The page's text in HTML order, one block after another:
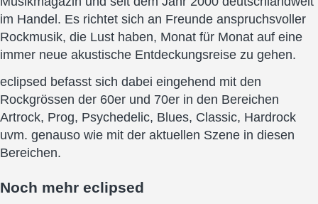
im Handel. Es richtet sich an Freunde anspruchsvoller
Rockmusik, die Lust haben, Monat für Monat auf eine
immer neue akustische Entdeckungsreise zu gehen.
eclipsed befasst sich dabei eingehend mit den
Rockgrössen der 60er und 70er in den Bereichen
Artrock, Prog, Psychedelic, Blues, Classic, Hardrock
uvm. genauso wie mit der aktuellen Szene in diesen
Bereichen.
Noch mehr eclipsed